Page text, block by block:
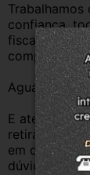
confiança,
fiscal e
compramos
Aguardamos
E
retirar na
em contato
dúvidas.